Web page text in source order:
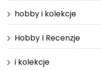
hobby i kolekcje
Hobby I Recenzje
i kolekcje